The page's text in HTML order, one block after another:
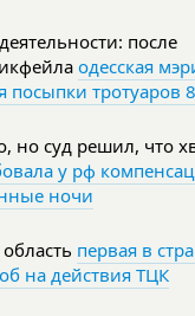
после
одесская
посыпки тротуаров
но суд решил, что
у рф
ночи
первая в
на действия ТЦК